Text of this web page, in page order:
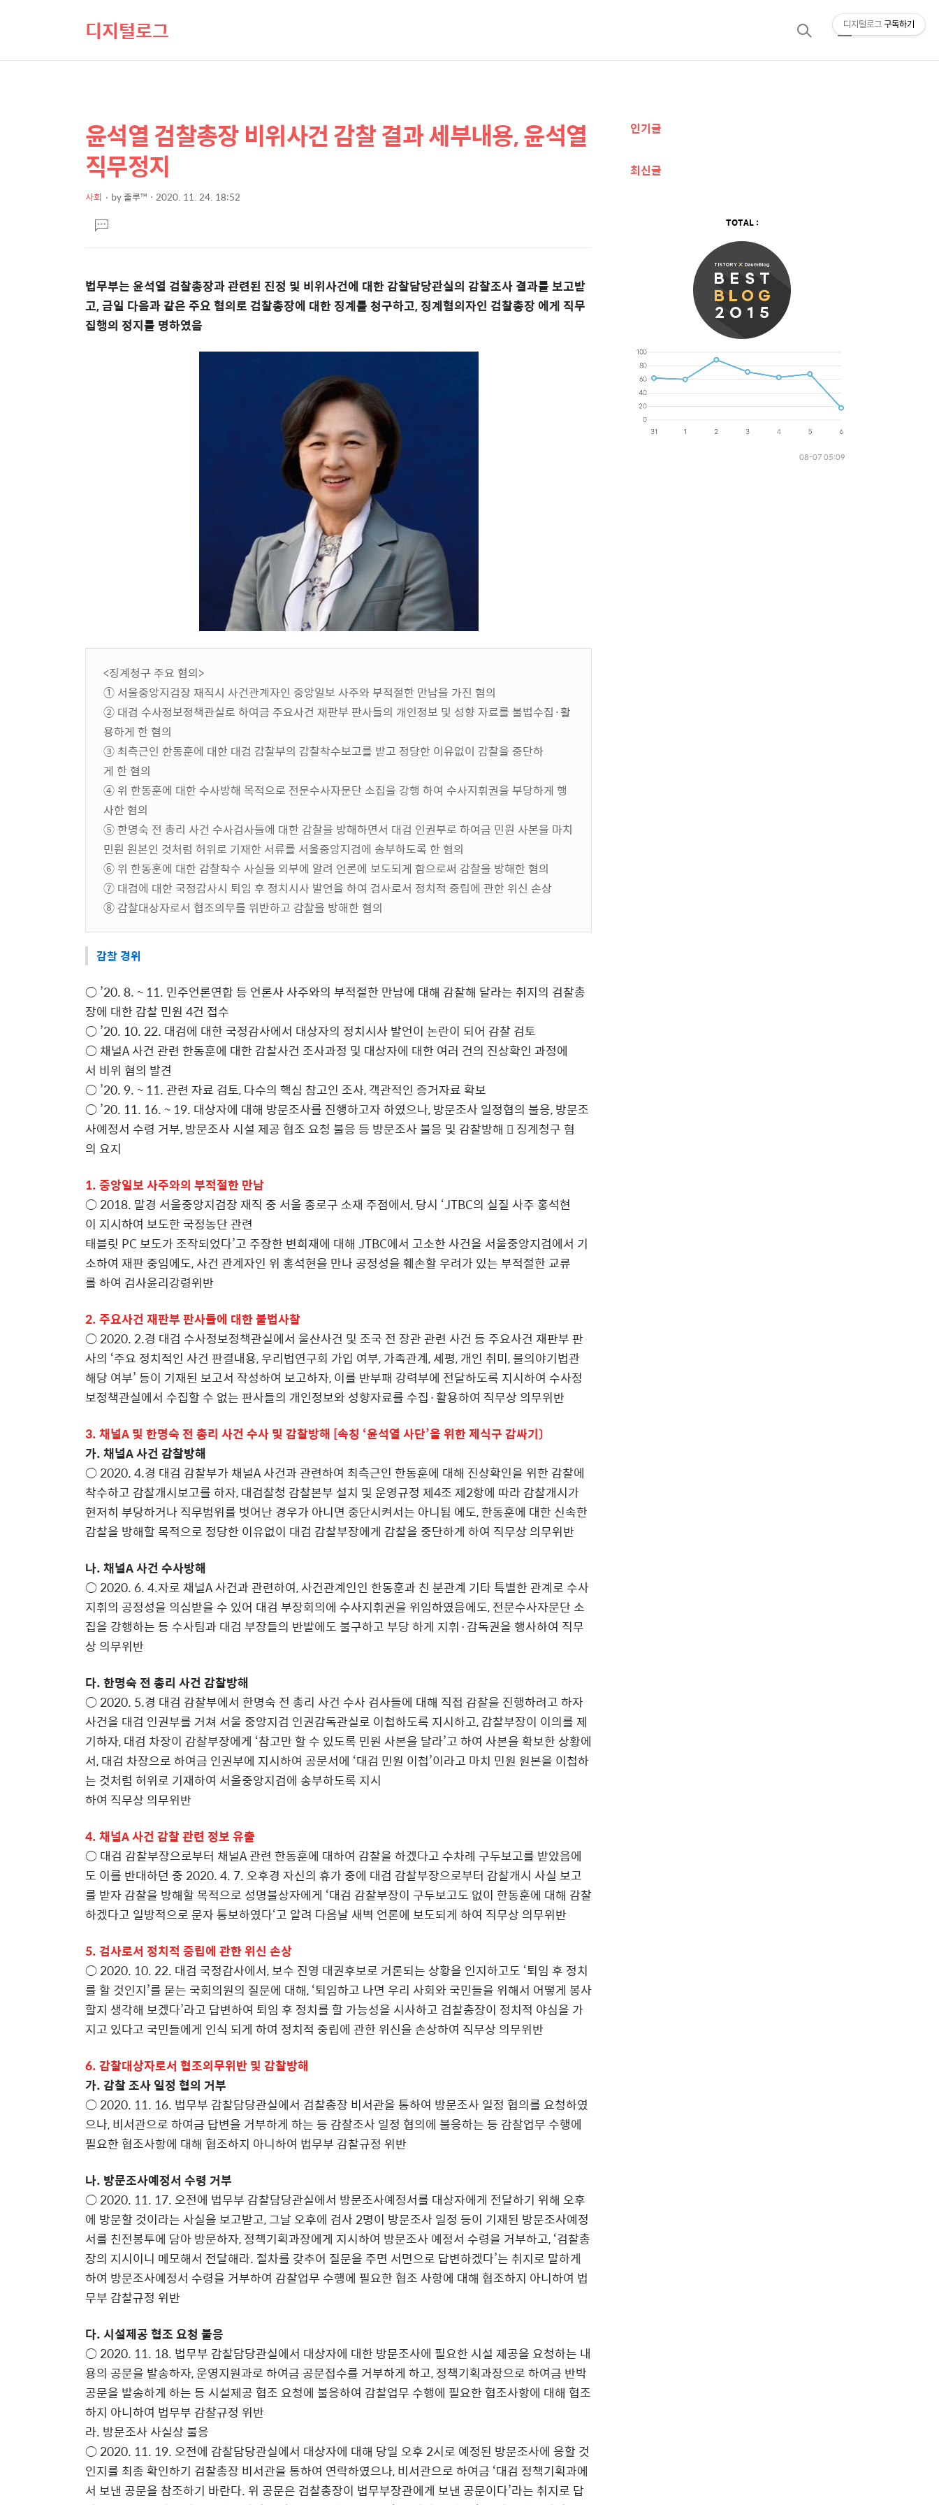
디지털로그
검
메
상
세
컨
텐
본
문
제
윤석열 검찰총장 비위사건 감찰 결과 세부내용, 윤석열
직무정지
사회 by줄루™ 2020. 11. 24. 18:52
문댓
글
법무부는 윤석열 검찰총장과 관련된 진정 및 비위사건에 대한 감찰담당관실의 감찰조사 결과를 보고받
고, 금일 다음과 같은 주요 혐의로 검찰총장에 대한 징계를 청구하고, 징계혐의자인 검찰총장 에게 직무
집행의 정지를 명하였음
<징계청구 주요 혐의>
① 서울중앙지검장 재직시 사건관계자인 중앙일보 사주와 부적절한 만남을 가진 혐의
② 대검 수사정보정책관실로 하여금 주요사건 재판부 판사들의 개인정보 및 성향 자료를 불법수집·활
용하게 한 혐의
③ 최측근인 한동훈에 대한 대검 감찰부의 감찰착수보고를 받고 정당한 이유없이 감찰을 중단하
게 한 혐의
④ 위 한동훈에 대한 수사방해 목적으로 전문수사자문단 소집을 강행 하여 수사지휘권을 부당하게 행
사한 혐의
⑤ 한명숙 전 총리 사건 수사검사들에 대한 감찰을 방해하면서 대검 인권부로 하여금 민원 사본을 마치
민원 원본인 것처럼 허위로 기재한 서류를 서울중앙지검에 송부하도록 한 혐의
⑥ 위 한동훈에 대한 감찰착수 사실을 외부에 알려 언론에 보도되게 함으로써 감찰을 방해한 혐의
⑦ 대검에 대한 국정감사시 퇴임 후 정치시사 발언을 하여 검사로서 정치적 중립에 관한 위신 손상
⑧ 감찰대상자로서 협조의무를 위반하고 감찰을 방해한 혐의
감찰 경위
○ ’20. 8. ~ 11. 민주언론연합 등 언론사 사주와의 부적절한 만남에 대해 감찰해 달라는 취지의 검찰총
장에 대한 감찰 민원 4건 접수
○ ’20. 10. 22. 대검에 대한 국정감사에서 대상자의 정치시사 발언이 논란이 되어 감찰 검토
○ 채널A 사건 관련 한동훈에 대한 감찰사건 조사과정 및 대상자에 대한 여러 건의 진상확인 과정에
서 비위 혐의 발견
○ ’20. 9. ~ 11. 관련 자료 검토, 다수의 핵심 참고인 조사, 객관적인 증거자료 확보
○ ’20. 11. 16. ~ 19. 대상자에 대해 방문조사를 진행하고자 하였으나, 방문조사 일정협의 불응, 방문조
사예정서 수령 거부, 방문조사 시설 제공 협조 요청 불응 등 방문조사 불응 및 감찰방해 󰊲 징계청구 혐
의 요지
1. 중앙일보 사주와의 부적절한 만남
○ 2018. 말경 서울중앙지검장 재직 중 서울 종로구 소재 주점에서, 당시 ‘JTBC의 실질 사주 홍석현
이 지시하여 보도한 국정농단 관련
태블릿 PC 보도가 조작되었다’고 주장한 변희재에 대해 JTBC에서 고소한 사건을 서울중앙지검에서 기
소하여 재판 중임에도, 사건 관계자인 위 홍석현을 만나 공정성을 훼손할 우려가 있는 부적절한 교류
를 하여 검사윤리강령위반
2. 주요사건 재판부 판사들에 대한 불법사찰
○ 2020. 2.경 대검 수사정보정책관실에서 울산사건 및 조국 전 장관 관련 사건 등 주요사건 재판부 판
사의 ‘주요 정치적인 사건 판결내용, 우리법연구회 가입 여부, 가족관계, 세평, 개인 취미, 물의야기법관
해당 여부’ 등이 기재된 보고서 작성하여 보고하자, 이를 반부패 강력부에 전달하도록 지시하여 수사정
보정책관실에서 수집할 수 없는 판사들의 개인정보와 성향자료를 수집·활용하여 직무상 의무위반
3. 채널A 및 한명숙 전 총리 사건 수사 및 감찰방해 [속칭 ‘윤석열 사단’을 위한 제식구 감싸기〕
가. 채널A 사건 감찰방해
○ 2020. 4.경 대검 감찰부가 채널A 사건과 관련하여 최측근인 한동훈에 대해 진상확인을 위한 감찰에
착수하고 감찰개시보고를 하자, 대검찰청 감찰본부 설치 및 운영규정 제4조 제2항에 따라 감찰개시가
현저히 부당하거나 직무범위를 벗어난 경우가 아니면 중단시켜서는 아니됨 에도, 한동훈에 대한 신속한
감찰을 방해할 목적으로 정당한 이유없이 대검 감찰부장에게 감찰을 중단하게 하여 직무상 의무위반
나. 채널A 사건 수사방해
○ 2020. 6. 4.자로 채널A 사건과 관련하여, 사건관계인인 한동훈과 친 분관계 기타 특별한 관계로 수사
지휘의 공정성을 의심받을 수 있어 대검 부장회의에 수사지휘권을 위임하였음에도, 전문수사자문단 소
집을 강행하는 등 수사팀과 대검 부장들의 반발에도 불구하고 부당 하게 지휘·감독권을 행사하여 직무
상 의무위반
다. 한명숙 전 총리 사건 감찰방해
○ 2020. 5.경 대검 감찰부에서 한명숙 전 총리 사건 수사 검사들에 대해 직접 감찰을 진행하려고 하자
사건을 대검 인권부를 거쳐 서울 중앙지검 인권감독관실로 이첩하도록 지시하고, 감찰부장이 이의를 제
기하자, 대검 차장이 감찰부장에게 ‘참고만 할 수 있도록 민원 사본을 달라’고 하여 사본을 확보한 상황에
서, 대검 차장으로 하여금 인권부에 지시하여 공문서에 ‘대검 민원 이첩’이라고 마치 민원 원본을 이첩하
는 것처럼 허위로 기재하여 서울중앙지검에 송부하도록 지시
하여 직무상 의무위반
4. 채널A 사건 감찰 관련 정보 유출
○ 대검 감찰부장으로부터 채널A 관련 한동훈에 대하여 감찰을 하겠다고 수차례 구두보고를 받았음에
도 이를 반대하던 중 2020. 4. 7. 오후경 자신의 휴가 중에 대검 감찰부장으로부터 감찰개시 사실 보고
를 받자 감찰을 방해할 목적으로 성명불상자에게 ‘대검 감찰부장이 구두보고도 없이 한동훈에 대해 감찰
하겠다고 일방적으로 문자 통보하였다‘고 알려 다음날 새벽 언론에 보도되게 하여 직무상 의무위반
5. 검사로서 정치적 중립에 관한 위신 손상
○ 2020. 10. 22. 대검 국정감사에서, 보수 진영 대권후보로 거론되는 상황을 인지하고도 ‘퇴임 후 정치
를 할 것인지’를 묻는 국회의원의 질문에 대해, ‘퇴임하고 나면 우리 사회와 국민들을 위해서 어떻게 봉사
할지 생각해 보겠다’라고 답변하여 퇴임 후 정치를 할 가능성을 시사하고 검찰총장이 정치적 야심을 가
지고 있다고 국민들에게 인식 되게 하여 정치적 중립에 관한 위신을 손상하여 직무상 의무위반
6. 감찰대상자로서 협조의무위반 및 감찰방해
가. 감찰 조사 일정 협의 거부
○ 2020. 11. 16. 법무부 감찰담당관실에서 검찰총장 비서관을 통하여 방문조사 일정 협의를 요청하였
으나, 비서관으로 하여금 답변을 거부하게 하는 등 감찰조사 일정 협의에 불응하는 등 감찰업무 수행에
필요한 협조사항에 대해 협조하지 아니하여 법무부 감찰규정 위반
나. 방문조사예정서 수령 거부
○ 2020. 11. 17. 오전에 법무부 감찰담당관실에서 방문조사예정서를 대상자에게 전달하기 위해 오후
에 방문할 것이라는 사실을 보고받고, 그날 오후에 검사 2명이 방문조사 일정 등이 기재된 방문조사예정
서를 친전봉투에 담아 방문하자, 정책기획과장에게 지시하여 방문조사 예정서 수령을 거부하고, ‘검찰총
장의 지시이니 메모해서 전달해라. 절차를 갖추어 질문을 주면 서면으로 답변하겠다’는 취지로 말하게
하여 방문조사예정서 수령을 거부하여 감찰업무 수행에 필요한 협조 사항에 대해 협조하지 아니하여 법
무부 감찰규정 위반
다. 시설제공 협조 요청 불응
○ 2020. 11. 18. 법무부 감찰담당관실에서 대상자에 대한 방문조사에 필요한 시설 제공을 요청하는 내
용의 공문을 발송하자, 운영지원과로 하여금 공문접수를 거부하게 하고, 정책기획과장으로 하여금 반박
공문을 발송하게 하는 등 시설제공 협조 요청에 불응하여 감찰업무 수행에 필요한 협조사항에 대해 협조
하지 아니하여 법무부 감찰규정 위반
라. 방문조사 사실상 불응
○ 2020. 11. 19. 오전에 감찰담당관실에서 대상자에 대해 당일 오후 2시로 예정된 방문조사에 응할 것
인지를 최종 확인하기 검찰총장 비서관을 통하여 연락하였으나, 비서관으로 하여금 ‘대검 정책기획과에
서 보낸 공문을 참조하기 바란다. 위 공문은 검찰총장이 법무부장관에게 보낸 공문이다’라는 취지로 답
추
정
인기글
최신글
TOTAL :
08-07 05:09
디지털로그 구독하기